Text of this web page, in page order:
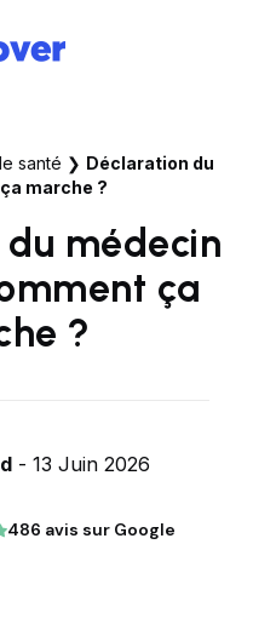
santé ❯ Déclaration du
marche ?
médecin
ça
?
- 13 Juin 2026
486 avis sur Google